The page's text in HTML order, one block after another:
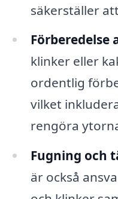
säkerställer
Förberedelse
klinker eller
ordentlig
vilket
rengöra
Fugning och
är också